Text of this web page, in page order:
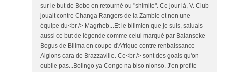
sur le but de Bobo en retourné ou "shimite". Ce jour là, V. Club
jouait contre Changa Rangers de la Zambie et non une
équipe du<br /> Magrheb...Et le bilimien que je suis, saluais
aussi ce but de légende comme celui marqué par Balanseke
Bogus de Bilima en coupe d'Afrique contre renbaissance
Aiglons cara de Brazzaville. Ce<br /> sont des goals qu'on
oublie pas...Bolingo ya Congo na biso nionso. J'en profite